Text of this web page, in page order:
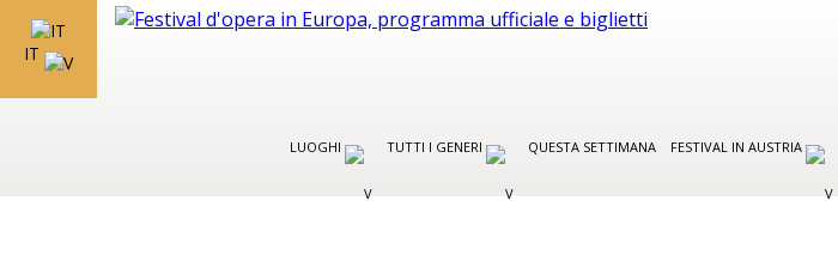
IT
LUOGHI TUTTI I GENERI QUESTA SETTIMANA FESTIVAL IN AUSTRIA